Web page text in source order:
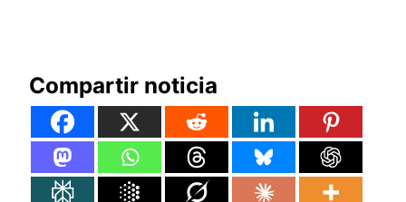
Compartir noticia